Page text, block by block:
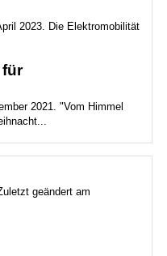
2023. Die Elektromobilität
2021. "Vom Himmel
geändert am